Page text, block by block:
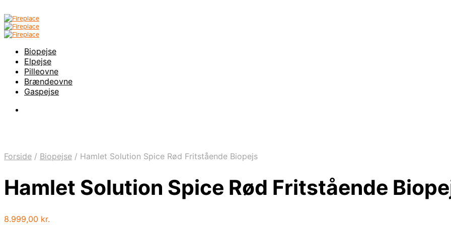
Biopejse
Elpejse
Pilleovne
Brændeovne
Gaspejse
Forside / Biopejse / Hamlet Solution Spice Rød Fritstående Biopejs
Hamlet Solution Spice Rød Fritstående
8.999,00 kr.